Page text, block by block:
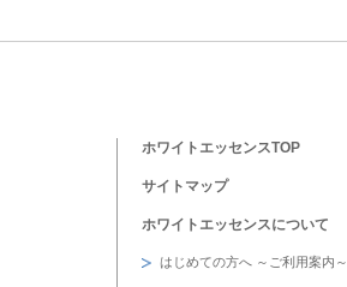
ホワイトエッセンスTOP
サイトマップ
ホワイトエッセンスについて
はじめての方へ ～ご利用案内～